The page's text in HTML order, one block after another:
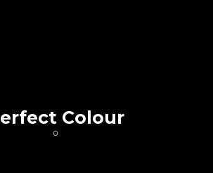
Perfect Colour
0